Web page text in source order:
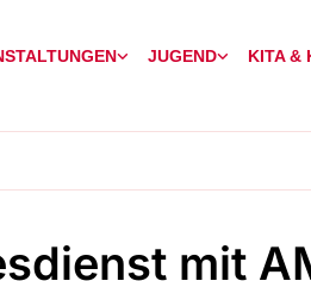
JUGEND KITA &
mit